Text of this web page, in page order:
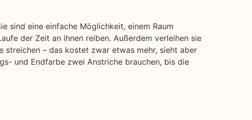
sind eine einfache Möglichkeit, einem Raum
der Zeit an ihnen reiben. Außerdem verleihen sie
streichen – das kostet zwar etwas mehr, sieht aber
und Endfarbe zwei Anstriche brauchen, bis die